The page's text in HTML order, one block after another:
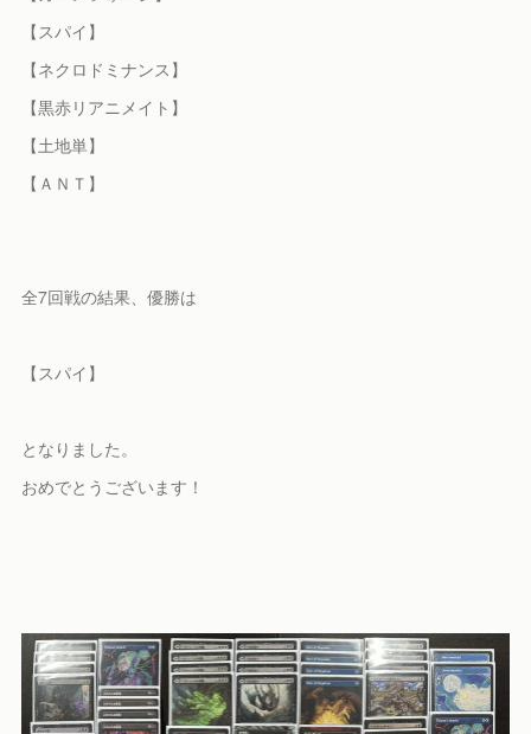
【スパイ】
【ネクロドミナンス】
【黒赤リアニメイト】
【土地単】
【ＡＮＴ】
全7回戦の結果、優勝は
【スパイ】
となりました。
おめでとうございます！